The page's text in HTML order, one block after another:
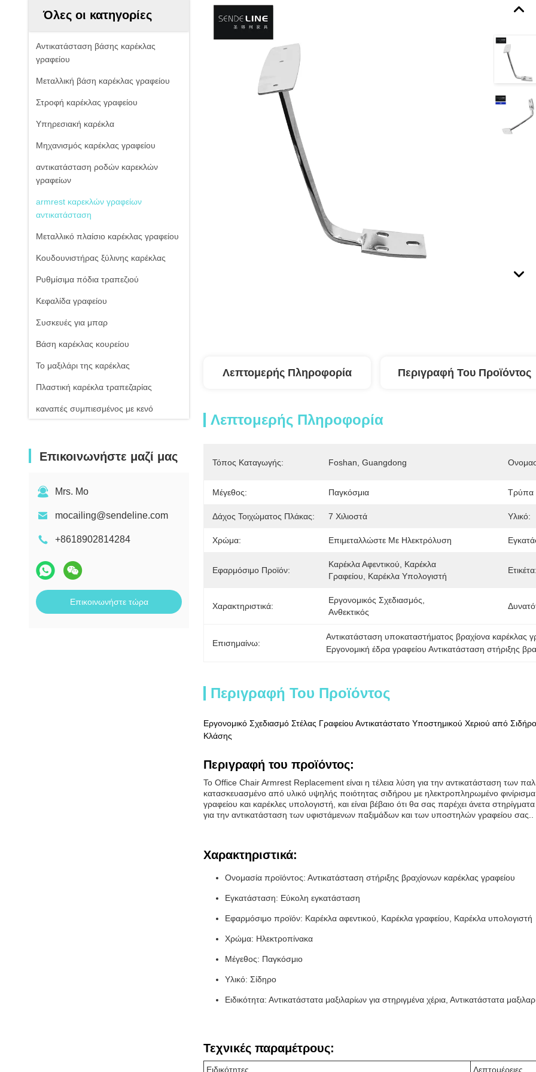
Όλες οι κατηγορίες
Αντικατάσταση βάσης καρέκλας
γραφείου
Μεταλλική βάση καρέκλας γραφείου
Στροφή καρέκλας γραφείου
Υπηρεσιακή καρέκλα
Μηχανισμός καρέκλας γραφείου
αντικατάσταση ροδών καρεκλών
γραφείων
armrest καρεκλών γραφείων
αντικατάσταση
Μεταλλικό πλαίσιο καρέκλας γραφείου
Κουδουνιστήρας ξύλινης καρέκλας
Ρυθμίσιμα πόδια τραπεζιού
Κεφαλίδα γραφείου
Συσκευές για μπαρ
Βάση καρέκλας κουρείου
Το μαξιλάρι της καρέκλας
Πλαστική καρέκλα τραπεζαρίας
καναπές συμπιεσμένος με κενό
Επικοινωνήστε μαζί μας
Mrs. Mo
mocailing@sendeline.com
+8618902814284
Επικοινωνήστε τώρα
Λεπτομερής Πληροφορία Περιγραφή Του Προϊόντος
Λεπτομερής Πληροφορία
Τόπος Καταγωγής: Foshan, Guangdong
Μέγεθος: Παγκόσμια Τρύπα
Δάχος Τοιχώματος Πλάκας: 7 Χιλιοστά Υλικό:
Χρώμα: Επιμεταλλώστε Με Ηλεκτρόλυση
Εφαρμόσιμο Προϊόν:
Καρέκλα Αφεντικού, Καρέκλα
Γραφείου, Καρέκλα Υπολογιστή
Χαρακτηριστικά:
Εργονομικός Σχεδιασμός,
Ανθεκτικός
Επισημαίνω:
Αντικατάσταση υποκαταστήματος βραχίονα καρέκλας
Εργονομική έδρα γραφείου Αντικατάσταση στήριξης
Περιγραφή Του Προϊόντος
Εργονομικό Σχεδιασμό Στέλας Γραφείου Αντικατάστατο Υποστημικού Χεριού από
Κλάσης
Περιγραφή του προϊόντος:
Το Office Chair Armrest Replacement είναι η τέλεια λύση για την αντικατάσταση των
κατασκευασμένο από υλικό υψηλής ποιότητας σιδήρου με ηλεκτροπληρωμένο
γραφείου και καρέκλες υπολογιστή, και είναι βέβαιο ότι θα σας παρέχει άνετα
για την αντικατάσταση των υφιστάμενων παξιμάδων και των υποστηλών γραφείου σας..
Χαρακτηριστικά:
Ονομασία προϊόντος: Αντικατάσταση στήριξης βραχίονων καρέκλας γραφείου
Εγκατάσταση: Εύκολη εγκατάσταση
Εφαρμόσιμο προϊόν: Καρέκλα αφεντικού, Καρέκλα γραφείου, Καρέκλα υπολογιστή
Χρώμα: Ηλεκτροπίνακα
Μέγεθος: Παγκόσμιο
Υλικό: Σίδηρο
Ειδικότητα: Αντικατάστατα μαξιλαρίων για στηριγμένα χέρια, Αντικατάστατα
Τεχνικές παραμέτρους:
Ειδικότητες Λεπτομέρειες